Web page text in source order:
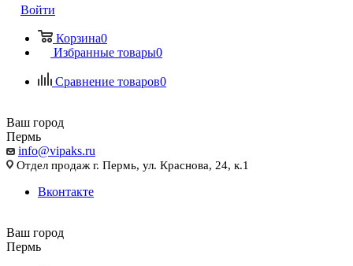
Войти
Корзина0
Избранные товары0
Сравнение товаров0
Ваш город
Пермь
info@vipaks.ru
Отдел продаж г. Пермь, ул. Краснова, 24, к.1
Вконтакте
Ваш город
Пермь